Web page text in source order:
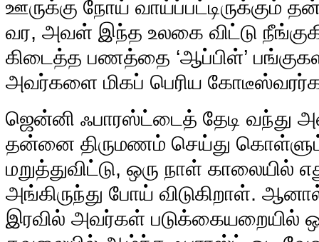
ஊருக்கு நோய் வாய்ப்பட்டிருக்கும்
வர, அவள் இந்த உலகை விட்டு
கிடைத்த பணத்தை ‘ஆப்பிள்’
அவர்களை மிகப் பெரிய
ஜென்னி ஃபாரஸ்ட்டைத் தேடி வந்து
தன்னை திருமணம் செய்து
மறுத்துவிட்டு, ஒரு நாள் காலையில்
அங்கிருந்து போய் விடுகிறாள்.
இரவில் அவர்கள் படுக்கையறையில்